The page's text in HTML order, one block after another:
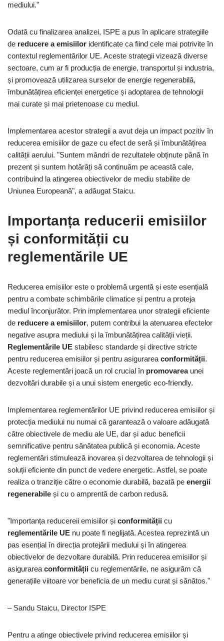
mediului."
Odată cu finalizarea analizei, ISPE a pus în aplicare strategiile
de reducere a emisiilor identificate ca fiind cele mai potrivite în
contextul reglementărilor UE. Aceste strategii vizează diverse
sectoare, cum ar fi producția de energie, transportul și industria,
și promovează utilizarea surselor de energie regenerabilă,
îmbunătățirea eficienței energetice și adoptarea de tehnologii
mai curate și mai prietenoase cu mediul.
Implementarea acestor strategii a avut deja un impact pozitiv în
reducerea emisiilor de gaze cu efect de seră și îmbunătățirea
calității aerului. "Suntem mândri de rezultatele obținute până în
prezent și suntem hotărâți să continuăm pe această cale,
contribuind la atingerea obiectivelor de mediu stabilite de
Uniunea Europeană", a adăugat Staicu.
Importanța reducerii emisiilor
și conformității cu
reglementările UE
Reducerea emisiilor este o problemă urgentă și este esențială
pentru a combate schimbările climatice și pentru a proteja
mediul înconjurător. Prin implementarea unor strategii eficiente
de reducere a emisiilor, putem contribui la atenuarea efectelor
negative asupra mediului și la îmbunătățirea calității vieții.
Reglementările UE stabilesc standarde și directive stricte
pentru reducerea emisiilor și pentru asigurarea conformității.
Aceste reglementări joacă un rol crucial în promovareaunei
dezvoltări durabile și a unui sistem energetic eco-friendly.
Implementarea reglementărilor UE privind reducerea emisiilor și
protecția mediului nu numai că garantează o valoare adăugată
către obiectivele de mediu ale UE, dar și aduc beneficii
semnificative pentru sănătatea publică și economia. Aceste
reglementări stimulează inovarea și dezvoltarea de tehnologii și
soluții eficiente din punct de vedere energetic. Astfel, se poate
realiza o tranziție către o economie durabilă, bazată pe energii
regenerabile și cu o amprentă de carbon redusă.
"Importanța reducereii emisiilor și conformității cu
reglementările UE nu poate fi neglijată. Acestea reprezintă un
pas esențial în direcția protejării mediului și în atingerea
obiectivelor de dezvoltare durabilă. Prin reducerea emisiilor și
asigurarea conformității cu reglementările, ne asigurăm că
generațiile viitoare vor beneficia de un mediu curat și sănătos."
– Sandu Staicu, Director ISPE
Pentru a atinge obiectivele privind reducerea emisiilor și